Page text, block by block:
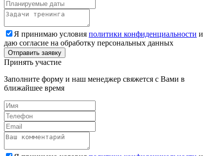
Я принимаю условия политики конфиденциальности и
даю согласие на обработку персональных данных
Принять участие
Заполните форму и наш менеджер свяжется с Вами в
ближайшее время